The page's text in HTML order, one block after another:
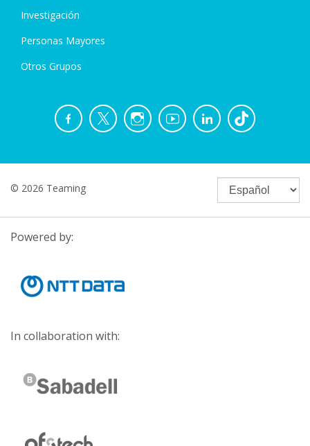
Investigación
Personas Mayores
Otros Grupos
© 2026 Teaming
Powered by:
In collaboration with: